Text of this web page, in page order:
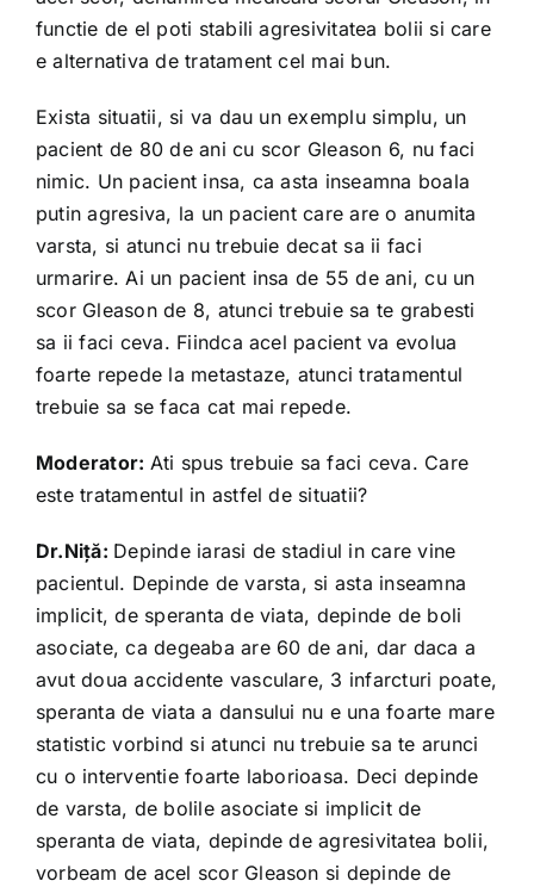
functie de el poti stabili agresivitatea bolii si care
e alternativa de tratament cel mai bun.
Exista situatii, si va dau un exemplu simplu, un
pacient de 80 de ani cu scor Gleason 6, nu faci
nimic. Un pacient insa, ca asta inseamna boala
putin agresiva, la un pacient care are o anumita
varsta, si atunci nu trebuie decat sa ii faci
urmarire. Ai un pacient insa de 55 de ani, cu un
scor Gleason de 8, atunci trebuie sa te grabesti
sa ii faci ceva. Fiindca acel pacient va evolua
foarte repede la metastaze, atunci tratamentul
trebuie sa se faca cat mai repede.
Moderator: Ati spus trebuie sa faci ceva. Care
este tratamentul in astfel de situatii?
Dr.Niță: Depinde iarasi de stadiul in care vine
pacientul. Depinde de varsta, si asta inseamna
implicit, de speranta de viata, depinde de boli
asociate, ca degeaba are 60 de ani, dar daca a
avut doua accidente vasculare, 3 infarcturi poate,
speranta de viata a dansului nu e una foarte mare
statistic vorbind si atunci nu trebuie sa te arunci
cu o interventie foarte laborioasa. Deci depinde
de varsta, de bolile asociate si implicit de
speranta de viata, depinde de agresivitatea bolii,
vorbeam de acel scor Gleason si depinde de